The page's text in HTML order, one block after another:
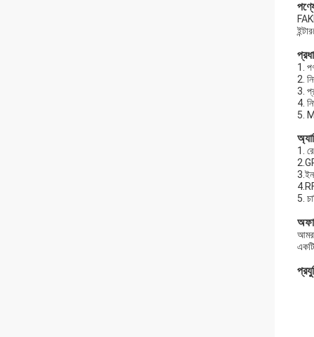
1.
2.
3.
4.
5.
1.
5.